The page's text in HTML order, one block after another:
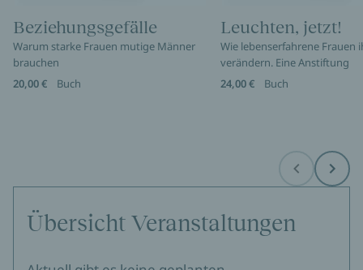
Beziehungsgefälle
Warum starke Frauen mutige Männer
brauchen
20,00 €
Buch
Leuchten, jetzt!
Wie lebenserfahrene Frauen
verändern. Eine Anstiftung
24,00 €
Buch
Before Next
Übersicht Veranstaltungen